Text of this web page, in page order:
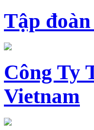
Tập
Công Ty
Vietnam